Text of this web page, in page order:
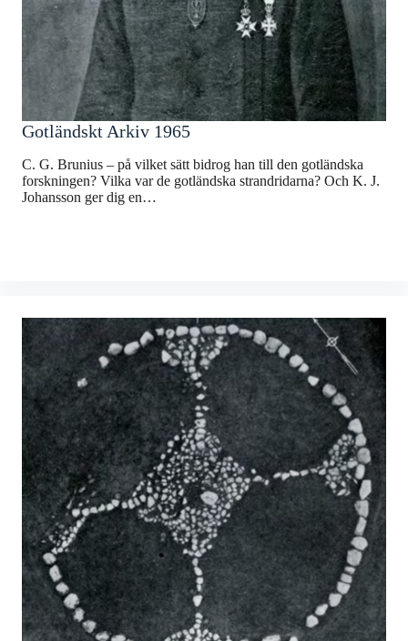
Gotländskt Arkiv 1965
C. G. Brunius – på vilket sätt bidrog han till den gotländska
forskningen? Vilka var de gotländska strandridarna? Och K. J.
Johansson ger dig en…